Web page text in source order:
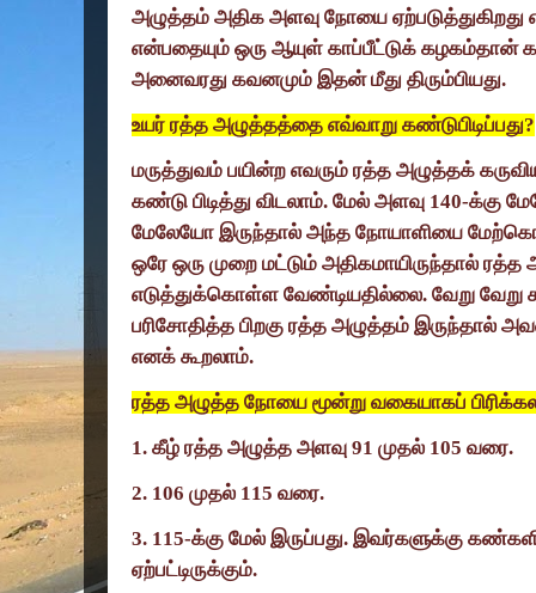
அழுத்தம் அதிக அளவு நோயை ஏற்படுத்துகிறது
என்பதையும் ஒரு ஆயுள் காப்பீட்டுக் கழகம்தான்
அனைவரது கவனமும் இதன் மீது திரும்பியது.
உயர் ரத்த அழுத்தத்தை எவ்வாறு கண்டுபிடிப்பது?
மருத்துவம் பயின்ற எவரும் ரத்த அழுத்தக்
கண்டு பிடித்து விடலாம். மேல் அளவு 140-க்கு
மேலேயோ இருந்தால் அந்த நோயாளியை
ஒரே ஒரு முறை மட்டும் அதிகமாயிருந்தால்
எடுத்துக்கொள்ள வேண்டியதில்லை. வேறு வேறு
பரிசோதித்த பிறகு ரத்த அழுத்தம் இருந்தால்
எனக் கூறலாம்.
ரத்த அழுத்த நோயை மூன்று வகையாகப்
1. கீழ் ரத்த அழுத்த அளவு 91 முதல் 105 வரை.
2. 106 முதல் 115 வரை.
3. 115-க்கு மேல் இருப்பது. இவர்களுக்கு
ஏற்பட்டிருக்கும்.